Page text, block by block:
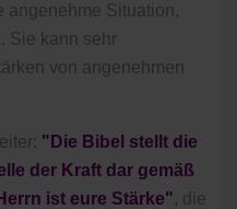
angenehme Situation,
Sie kann sehr
von angenehmen
"Die Bibel stellt die
der Kraft dar gemäß
ist eure Stärke", die